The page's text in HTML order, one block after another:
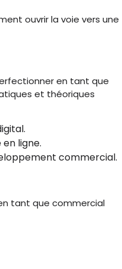
ouvrir la voie vers une
en tant que
et théoriques
ligne.
commercial.
tant que commercial